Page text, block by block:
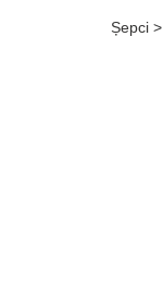
Șepci >